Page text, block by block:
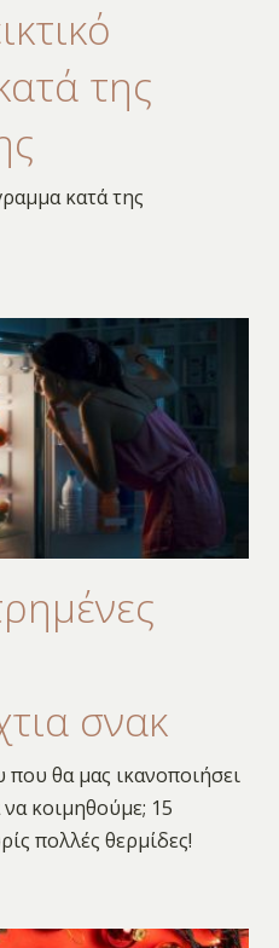
της
κατά της
σνακ
θα μας ικανοποιήσει
κοιμηθούμε; 15
πολλές θερμίδες!